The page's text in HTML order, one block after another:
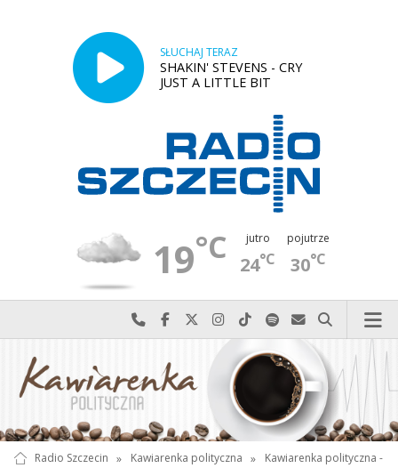
SŁUCHAJ TERAZ
SHAKIN' STEVENS - CRY
JUST A LITTLE BIT
19°C jutro
24°C
pojutrze
30°C
Najlepiej po prostu do nas zadzwoń
Odwiedź nas na Facebook-u
Odwiedź nas na X
Odwiedź nas na Instagram-ie
Odwiedź nas na TikTok-u
Szukaj nas na Spotify
Wyślij do nas
Szukaj
Radio Szczecin » Kawiarenka polityczna »
Kawiarenka polityczna -